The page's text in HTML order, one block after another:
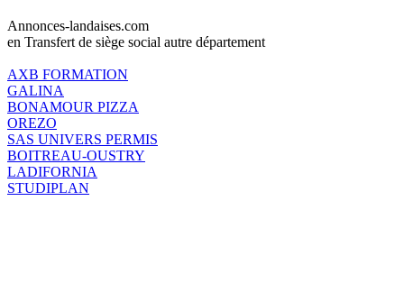
Annonces-landaises.com
en Transfert de siège social autre département
AXB FORMATION
GALINA
BONAMOUR PIZZA
OREZO
SAS UNIVERS PERMIS
BOITREAU-OUSTRY
LADIFORNIA
STUDIPLAN